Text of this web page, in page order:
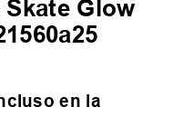
Glow
en la